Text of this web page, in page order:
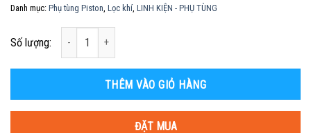
Danh mục: Phụ tùng Piston Lọc khí LINH KIỆN - PHỤ TÙNG
Số lượng:
Số lượng
THÊM VÀO GIỎ HÀNG
ĐẶT MUA